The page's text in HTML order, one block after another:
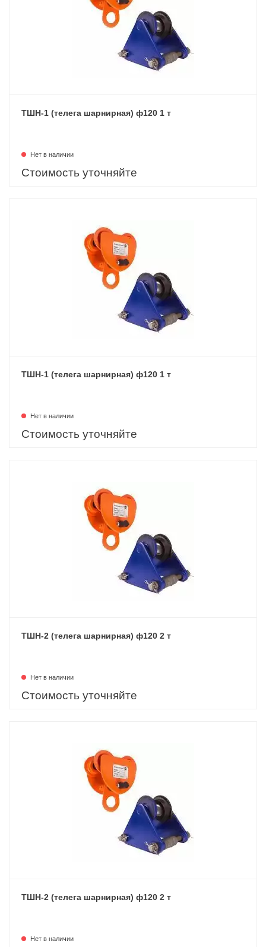
ТШН-1 (телега шарнирная) ф120 1 т
Нет в наличии
Стоимость уточняйте
ТШН-1 (телега шарнирная) ф120 1 т
Нет в наличии
Стоимость уточняйте
ТШН-2 (телега шарнирная) ф120 2 т
Нет в наличии
Стоимость уточняйте
ТШН-2 (телега шарнирная) ф120 2 т
Нет в наличии